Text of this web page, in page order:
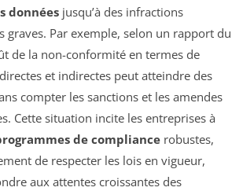
données jusqu’à des infractions
graves. Par exemple, selon un rapport du
de la non-conformité en termes de
et indirectes peut atteindre des
compter les sanctions et les amendes
Cette situation incite les entreprises à
de compliance robustes,
de respecter les lois en vigueur,
aux attentes croissantes des